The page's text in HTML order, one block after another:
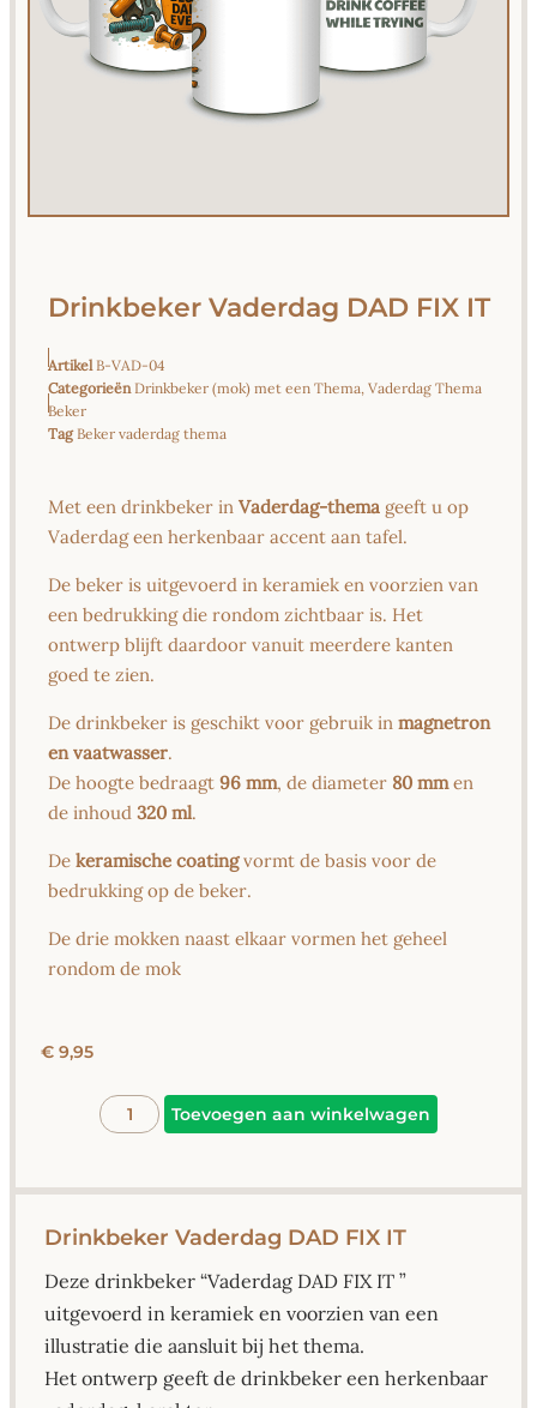
Drinkbeker Vaderdag DAD FIX IT
Artikel B-VAD-04
Categorieën Drinkbeker (mok) met een Thema Vaderdag Thema
Beker
Tag Beker vaderdag thema
Met een drinkbeker in Vaderdag-thema geeft u op
Vaderdag een herkenbaar accent aan tafel.
De beker is uitgevoerd in keramiek en voorzien van
een bedrukking die rondom zichtbaar is. Het
ontwerp blijft daardoor vanuit meerdere kanten
goed te zien.
De drinkbeker is geschikt voor gebruik in magnetron
en vaatwasser.
De hoogte bedraagt 96 mm, de diameter 80 mm en
de inhoud 320 ml.
De keramische coatingvormt de basis voor de
bedrukking op de beker.
De drie mokken naast elkaar vormen het geheel
rondom de mok
€ 9,95
Toevoegen aan winkelwagen
Drinkbeker Vaderdag DAD FIX IT
Deze drinkbeker “Vaderdag DAD FIX IT ”
uitgevoerd in keramiek en voorzien van een
illustratie die aansluit bij het thema.
Het ontwerp geeft de drinkbeker een herkenbaar